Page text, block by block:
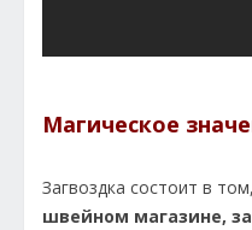
Магическое
Загвоздка состоит в
швейном магазине,